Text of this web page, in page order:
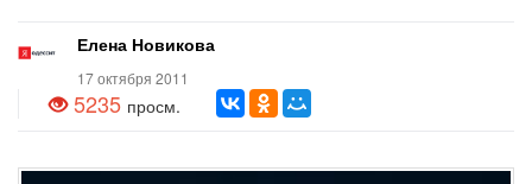
Елена Новикова
17 октября 2011
5235 просм.